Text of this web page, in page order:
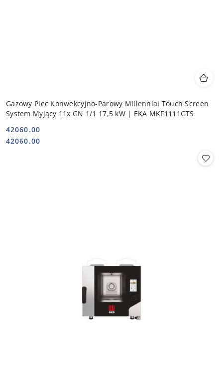
Gazowy Piec Konwekcyjno-Parowy Millennial Touch Screen
System Myjący 11x GN 1/1 17,5 kW | EKA MKF1111GTS
Cena:
42060.00
Cena:
42060.00